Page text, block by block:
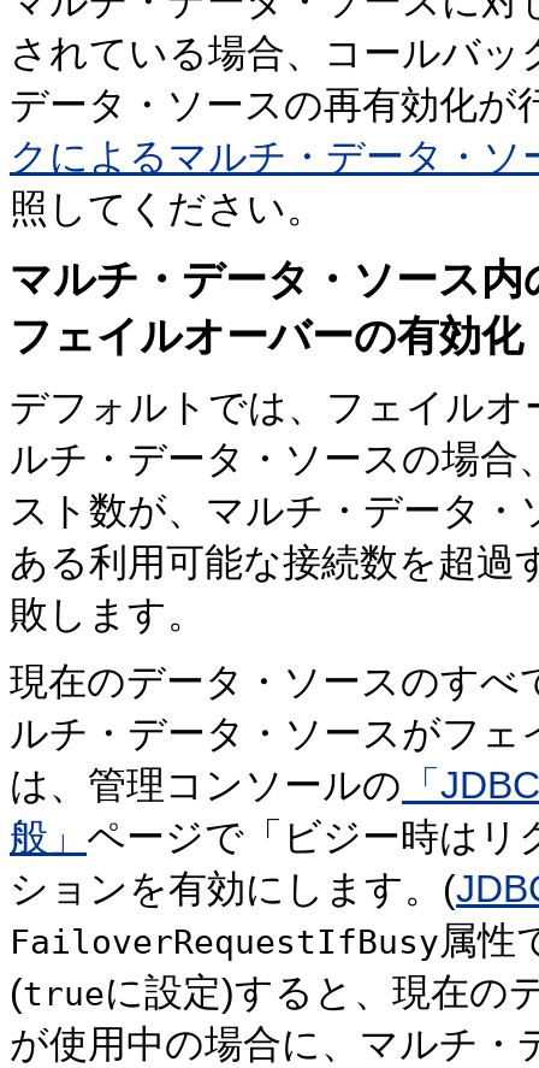
されている場合、コールバ
データ・ソースの再有効化が
クによるマルチ・データ・
照してください。
マルチ・データ・ソース
フェイルオーバーの有効化
デフォルトでは、フェイル
ルチ・データ・ソースの場
スト数が、マルチ・データ
ある利用可能な接続数を超過
敗します。
現在のデータ・ソースのす
ルチ・データ・ソースがフ
は、管理コンソールの 「
般」 ページで「ビジー時はリ
ションを有効にします。(
FailoverRequestIfBusy属性
(trueに設定)すると、現在の
が使用中の場合に、マルチ・